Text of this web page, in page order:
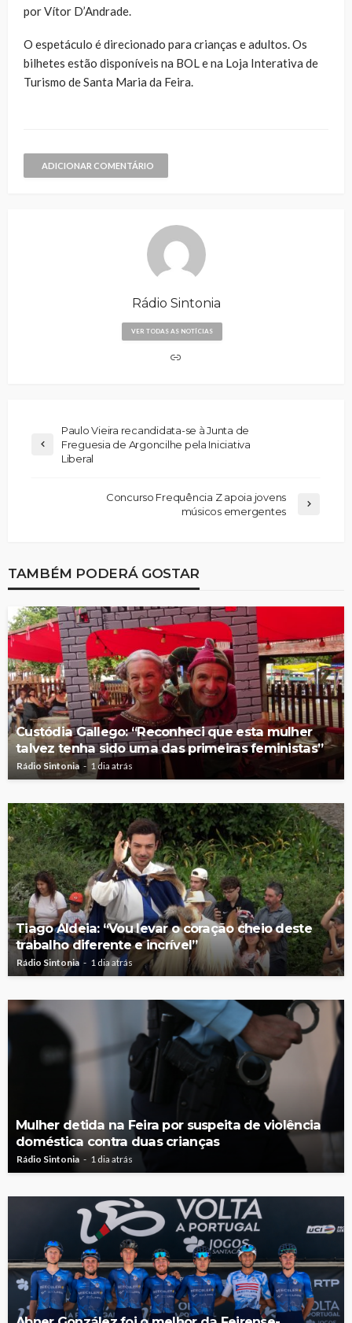
por Vítor D’Andrade.
O espetáculo é direcionado para crianças e adultos. Os
bilhetes estão disponíveis na BOL e na Loja Interativa de
Turismo de Santa Maria da Feira.
ADICIONAR COMENTÁRIO
Rádio Sintonia
VER TODAS AS NOTÍCIAS
Paulo Vieira recandidata-se à Junta de
Freguesia de Argoncilhe pela Iniciativa
Liberal
Concurso Frequência Z apoia jovens
músicos emergentes
TAMBÉM PODERÁ GOSTAR
Custódia Gallego: “Reconheci que esta mulher
talvez tenha sido uma das primeiras feministas”
Rádio Sintonia 1 dia atrás
Tiago Aldeia: “Vou levar o coração cheio deste
trabalho diferente e incrível”
Rádio Sintonia 1 dia atrás
Mulher detida na Feira por suspeita de violência
doméstica contra duas crianças
Rádio Sintonia 1 dia atrás